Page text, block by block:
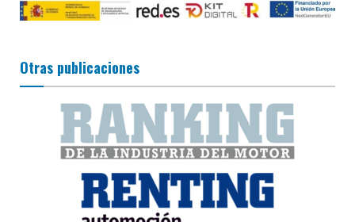
Otras publicaciones